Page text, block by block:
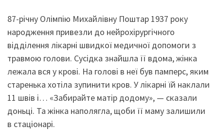
87-річну Олімпію Михайлівну Поштар 1937 року
народження привезли до нейрохірургічного
відділення лікарні швидкої медичної допомоги з
травмою голови. Сусідка знайшла її вдома, жінка
лежала вся у крові. На голові в неї був памперс, яким
старенька хотіла зупинити кров. У лікарні їй наклали
11 швів і… «Забирайте матір додому», — сказали
доньці. Та жінка наполягла, щоби її маму залишили
в стаціонарі.